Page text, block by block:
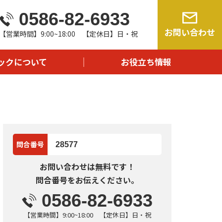
0586-82-6933
営業時間】9:00~18:00 【定休日】日・祝 お問い合わせ
クについて
れ
お役立ち情報
問合番号 28577
お問い合わせは無料です！
問合番号をお伝えください。
0586-82-6933
【営業時間】9:00~18:00 【定休日】日・祝